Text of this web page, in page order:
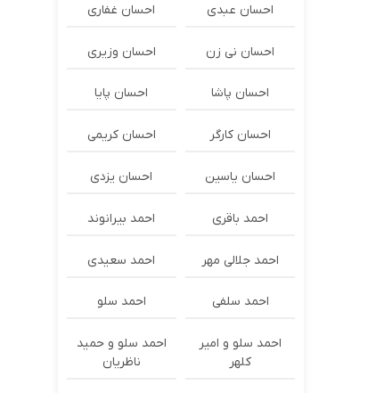
احسان عبدی احسان غفاری
احسان نی زن احسان وزیری
احسان پاشا احسان پایا
احسان کارگر احسان کریمی
احسان یاسین احسان یزدی
احمد باقری احمد بیرانوند
احمد جلالی مهر احمد سعیدی
احمد سلفی احمد سلو
احمد سلو و امیر
کلهر
احمد سلو و حمید
ناظریان